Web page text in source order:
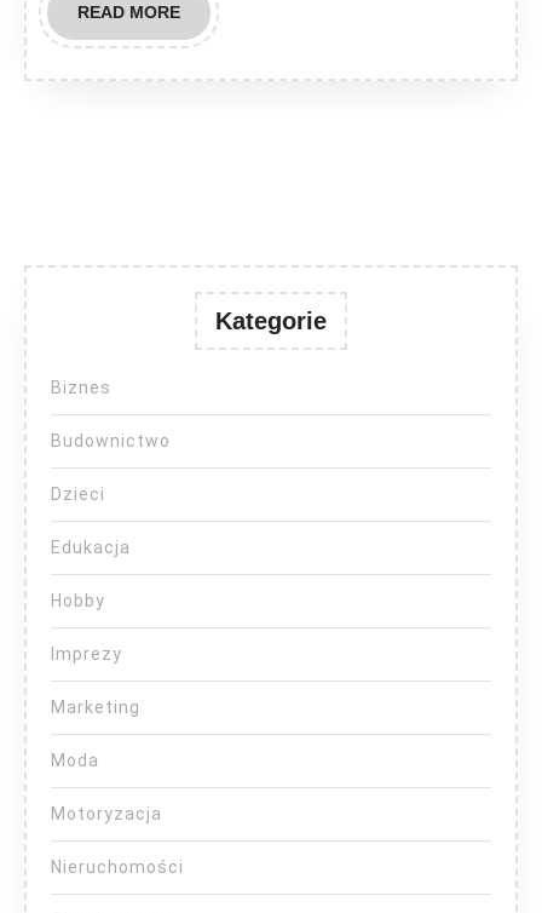
READ MOREREAD
MORE
Kategorie
Biznes
Budownictwo
Dzieci
Edukacja
Hobby
Imprezy
Marketing
Moda
Motoryzacja
Nieruchomości